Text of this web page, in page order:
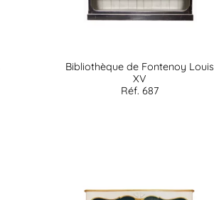
Bibliothèque de Fontenoy Louis
XV
Réf. 687